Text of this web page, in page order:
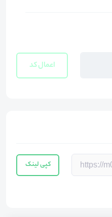
کپی لینک
اعمال کد